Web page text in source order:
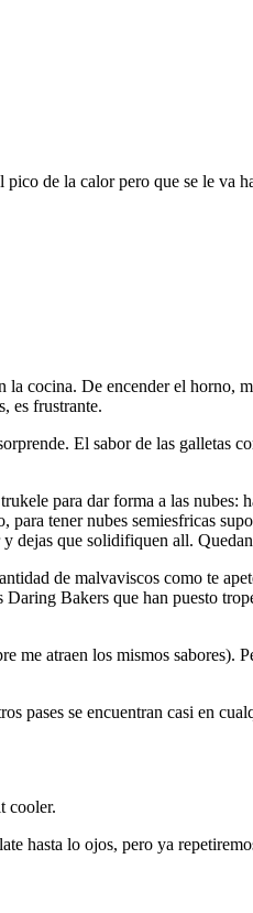
de la calor pero que se le va
cocina. De encender el horno,
es frustrante.
El sabor de las galletas
para dar forma a las nubes:
tener nubes semiesfricas
dejas que solidifiquen all.
de malvaviscos como te
Bakers que han puesto
atraen los mismos sabores).
pases se encuentran casi en
cooler.
hasta lo ojos, pero ya